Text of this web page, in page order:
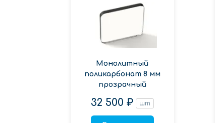
Монолитный
поликарбонат 8 мм
прозрачный
32 500 ₽ шт